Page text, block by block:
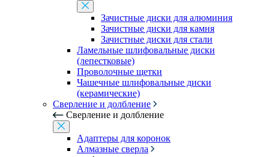
Зачистные диски для алюминия
Зачистные диски для камня
Зачистные диски для стали
Ламельные шлифовальные диски
(лепестковые)
Проволочные щетки
Чашечные шлифовальные диски
(керамические)
Сверление и долбление
Сверление и долбление
Адаптеры для коронок
Алмазные сверла